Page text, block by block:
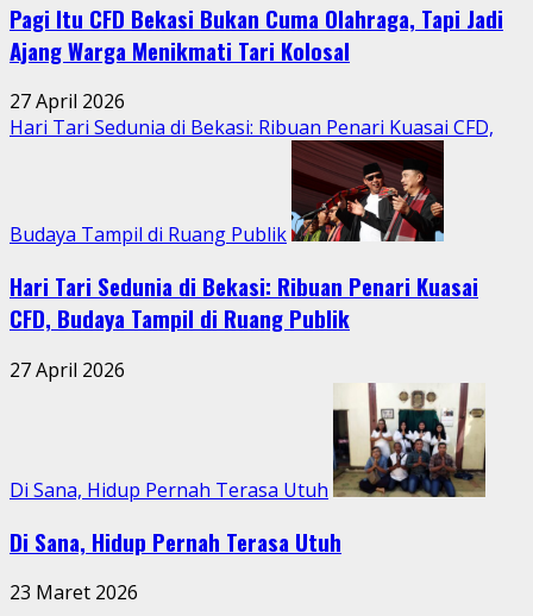
Pagi Itu CFD Bekasi Bukan Cuma Olahraga, Tapi Jadi
Ajang Warga Menikmati Tari Kolosal
27 April 2026
Hari Tari Sedunia di Bekasi: Ribuan Penari Kuasai CFD,
Budaya Tampil di Ruang Publik
Hari Tari Sedunia di Bekasi: Ribuan Penari Kuasai
CFD, Budaya Tampil di Ruang Publik
27 April 2026
Di Sana, Hidup Pernah Terasa Utuh
Di Sana, Hidup Pernah Terasa Utuh
23 Maret 2026